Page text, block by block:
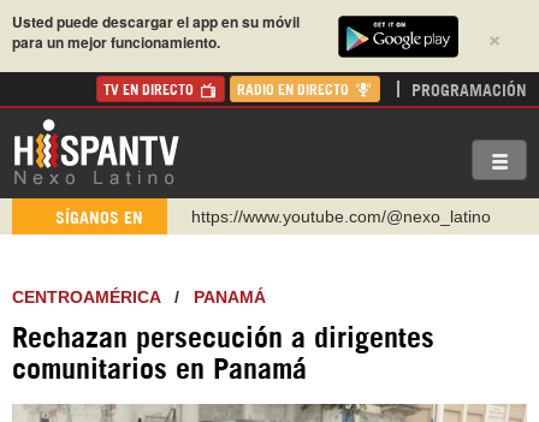
×
Usted puede descargar el app en su móvil
para un mejor funcionamiento.
TV EN DIRECTO RADIO EN DIRECTO PROGRAMACIÓN
SÍGANOS EN
https://www.youtube.com/@nexo_latino
https://t.me/hispantvcanal
https://urmedium.com/c/hispantv
WhatsApp y Viber: +98 921 79 29 404
CENTROAMÉRICA/ PANAMÁ
Rechazan persecución a dirigentes
comunitarios en Panamá